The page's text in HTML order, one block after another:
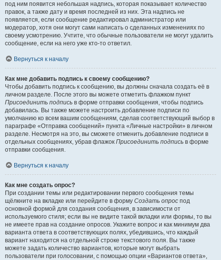
под ним появится небольшая надпись, которая показывает количество
правок, а также дату и время последней из них. Эта надпись не
появляется, если сообщение редактировал администратор или
модератор, хотя они могут сами написать о сделанных изменениях по
своему усмотрению. Учтите, что обычные пользователи не могут удалить
сообщение, если на него уже кто-то ответил.
Вернуться к началу
Как мне добавить подпись к своему сообщению?
Чтобы добавить подпись к сообщению, вы должны сначала создать её в
личном разделе. После этого вы можете отметить флажком пункт
Присоединить подпись в форме отправки сообщения, чтобы подпись
добавилась. Вы также можете настроить добавление подписи по
умолчанию ко всем вашим сообщениям, сделав соответствующий выбор в
параграфе «Отправка сообщений» пункта «Личные настройки» в личном
разделе. Несмотря на это, вы сможете отменить добавление подписи в
отдельных сообщениях, убрав флажок Присоединить подпись в форме
отправки сообщения.
Вернуться к началу
Как мне создать опрос?
При создании темы или редактировании первого сообщения темы
щёлкните на вкладке или перейдите в форму Создать опрос под
основной формой для создания сообщения, в зависимости от
используемого стиля; если вы не видите такой вкладки или формы, то вы
не имеете прав на создание опросов. Укажите вопрос и как минимум два
варианта ответа в соответствующих полях, убедившись, что каждый
вариант находится на отдельной строке текстового поля. Вы также
можете задать количество вариантов, которые могут выбрать
пользователи при голосовании, с помощью опции «Вариантов ответа»,